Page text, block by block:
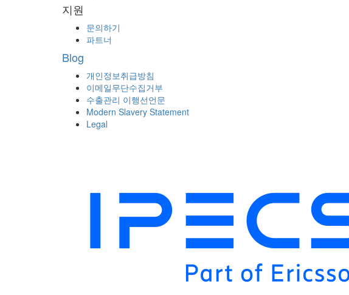
지원
문의하기
파트너
Blog
개인정보취급방침
이메일무단수집거부
수출관리 이행선언문
Modern Slavery Statement
Legal